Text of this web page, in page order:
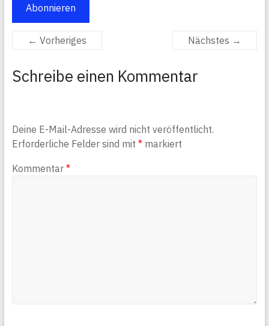
Abonnieren
← Vorheriges Nächstes →
Schreibe einen Kommentar
Deine E-Mail-Adresse wird nicht veröffentlicht.
Erforderliche Felder sind mit *markiert
Kommentar *